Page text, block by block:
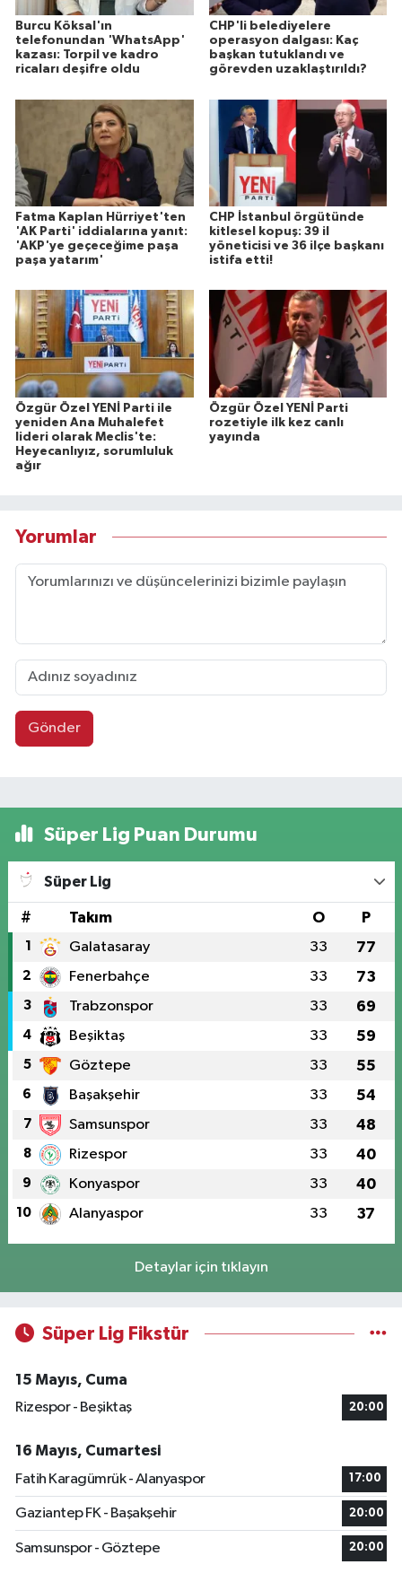
Burcu Köksal'ın
telefonundan 'WhatsApp'
kazası: Torpil ve kadro
ricaları deşifre oldu
CHP'li belediyelere
operasyon dalgası: Kaç
başkan tutuklandı ve
görevden uzaklaştırıldı?
Fatma Kaplan Hürriyet'ten
'AK Parti' iddialarına yanıt:
'AKP'ye geçeceğime paşa
paşa yatarım'
CHP İstanbul örgütünde
kitlesel kopuş: 39 il
yöneticisi ve 36 ilçe başkanı
istifa etti!
Özgür Özel YENİ Parti ile
yeniden Ana Muhalefet
lideri olarak Meclis'te:
Heyecanlıyız, sorumluluk
ağır
Özgür Özel YENİ Parti
rozetiyle ilk kez canlı
yayında
Yorumlar
Gönder
Süper Lig Puan Durumu
Süper Lig
# Takım O P
1 Galatasaray 33 77
2 Fenerbahçe 33 73
3 Trabzonspor 33 69
4 Beşiktaş 33 59
5 Göztepe 33 55
6 Başakşehir 33 54
7 Samsunspor 33 48
8 Rizespor 33 40
9 Konyaspor 33 40
10 Alanyaspor 33 37
Detaylar için tıklayın
Süper Lig Fikstür
15 Mayıs, Cuma
Rizespor - Beşiktaş
20:00
16 Mayıs, Cumartesi
Fatih Karagümrük - Alanyaspor
17:00
Gaziantep FK - Başakşehir 20:00
Samsunspor - Göztepe 20:00